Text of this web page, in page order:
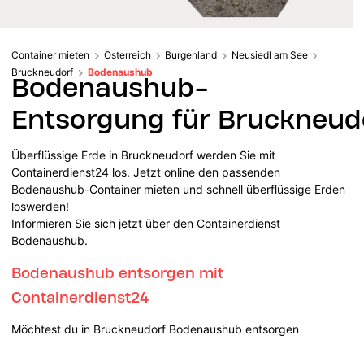
Container mieten Österreich Burgenland
Neusiedl am See
Bruckneudorf
Bodenaushub
Bodenaushub-
Entsorgung für
Überflüssige Erde in Bruckneudorf werden Sie mit
Containerdienst24 los. Jetzt online den passenden
Bodenaushub-Container mieten und schnell überflüssige Erden
loswerden!
Informieren Sie sich jetzt über den Containerdienst
Bodenaushub.
Bodenaushub entsorgen mit
Containerdienst24
Möchtest du in Bruckneudorf Bodenaushub entsorgen